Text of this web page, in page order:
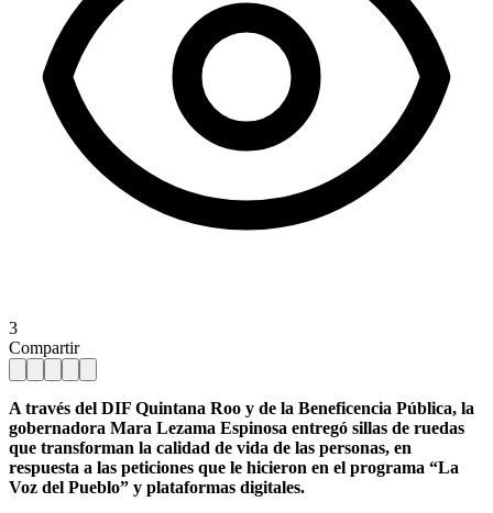
3
Compartir
A través del DIF Quintana Roo y de la Beneficencia Pública, la
gobernadora Mara Lezama Espinosa entregó sillas de ruedas
que transforman la calidad de vida de las personas, en
respuesta a las peticiones que le hicieron en el programa “La
Voz del Pueblo” y plataformas digitales.